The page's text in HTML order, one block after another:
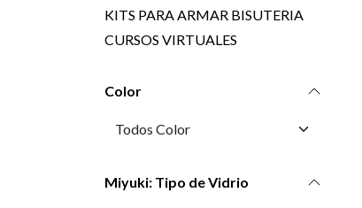
KITS PARA ARMAR BISUTERIA
CURSOS VIRTUALES
Color
Miyuki: Tipo de Vidrio